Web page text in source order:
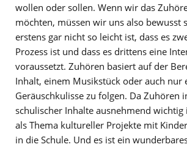
wollen oder sollen. Wenn wir das
möchten, müssen wir uns also bewusst
erstens gar nicht so leicht ist, dass es
Prozess ist und dass es drittens eine
voraussetzt. Zuhören basiert auf der
Inhalt, einem Musikstück oder auch nur
Geräuschkulisse zu folgen. Da Zuhören
schulischer Inhalte ausnehmend wichtig
als Thema kultureller Projekte mit
in die Schule. Und es ist ein